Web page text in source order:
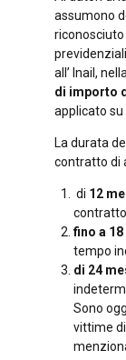
assumono
all’ Inail,
di importo
applicato su
La durata
contratto di
di 12
fino a
tempo
di 24
Sono
vittime